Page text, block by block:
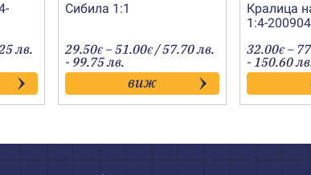
лв.
Сибила 1:1
29.50€ –51.00€Price
range:
29.50€
through
51.00€
/ 57.70 лв.
- 99.75 лв.
виж
Кралица
1:4-
32.00€ –
- 150.60